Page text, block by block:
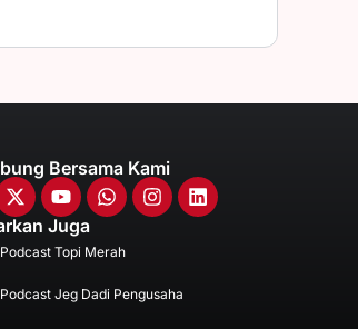
Bersama Kami
Juga
Podcast Topi Merah
Podcast Jeg Dadi Pengusaha